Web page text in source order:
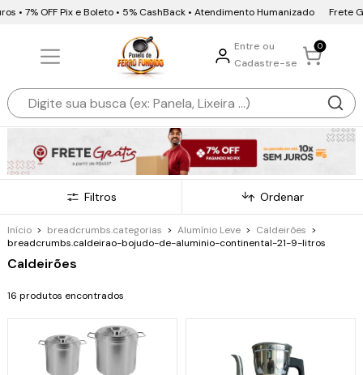
7% OFF Pix e Boleto • 5% CashBack • Atendimento Humanizado Frete
Entre ou
Cadastre-se
0
Filtros Ordenar
Início > breadcrumbs.categorias > Alumínio Leve > Caldeirões >
breadcrumbs.caldeirao-bojudo-de-aluminio-continental-21-9-litros
Caldeirões
16 produtos encontrados